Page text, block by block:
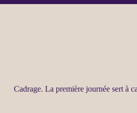
Cadrage. La première journée sert à